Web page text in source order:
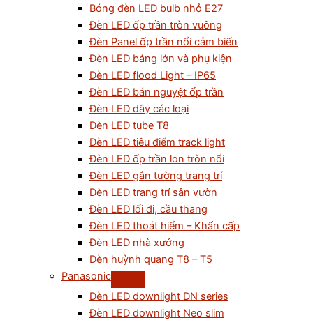
Bóng đèn LED bulb nhỏ E27
Đèn LED ốp trần tròn vuông
Đèn Panel ốp trần nổi cảm biến
Đèn LED bảng lớn và phụ kiện
Đèn LED flood Light – IP65
Đèn LED bán nguyệt ốp trần
Đèn LED dây các loại
Đèn LED tube T8
Đèn LED tiêu điểm track light
Đèn LED ốp trần lon tròn nổi
Đèn LED gắn tường trang trí
Đèn LED trang trí sân vườn
Đèn LED lối đi, cầu thang
Đèn LED thoát hiểm – Khẩn cấp
Đèn LED nhà xưởng
Đèn huỳnh quang T8 – T5
Panasonic
Đèn LED downlight DN series
Đèn LED downlight Neo slim